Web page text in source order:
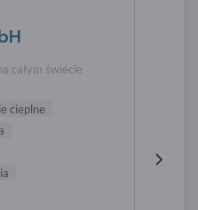
całym świecie
cieplne